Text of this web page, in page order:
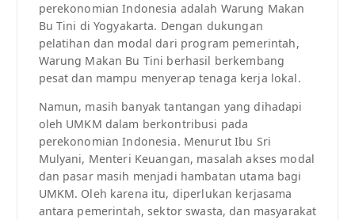
perekonomian Indonesia adalah Warung Makan
Bu Tini di Yogyakarta. Dengan dukungan
pelatihan dan modal dari program pemerintah,
Warung Makan Bu Tini berhasil berkembang
pesat dan mampu menyerap tenaga kerja lokal.
Namun, masih banyak tantangan yang dihadapi
oleh UMKM dalam berkontribusi pada
perekonomian Indonesia. Menurut Ibu Sri
Mulyani, Menteri Keuangan, masalah akses modal
dan pasar masih menjadi hambatan utama bagi
UMKM. Oleh karena itu, diperlukan kerjasama
antara pemerintah, sektor swasta, dan masyarakat